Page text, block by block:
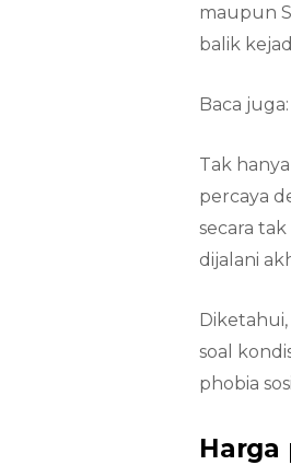
maupun
balik
Baca juga:
Tak
percaya
secara
dijalani
soal
phobia
Harga